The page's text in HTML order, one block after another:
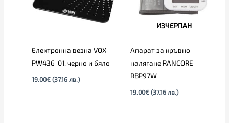
Eлектронна везна VOX
PW436-01, черно и бяло
19.00€ (37.16 лв.)
ИЗЧЕРПАН
Апарат за кръвно
налягане RANCORE
RBP97W
19.00€ (37.16 лв.)